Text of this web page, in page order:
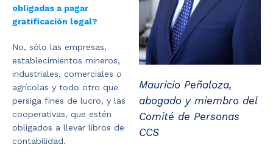
Mauricio Peñaloza,
abogado y miembro del
Comité de Personas
CCS
obligadas a pagar
gratificación legal?
No, sólo las empresas,
establecimientos mineros,
industriales, comerciales o
agrícolas y todo otro que
persiga fines de lucro, y las
cooperativas, que estén
obligados a llevar libros de
contabilidad.